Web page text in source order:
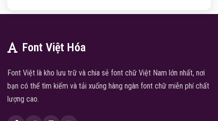
Font Việt Hóa
Font Việt là kho lưu trữ và chia sẻ font chữ Việt Nam lớn nhất, nơi
bạn có thể tìm kiếm và tải xuống hàng ngàn font chữ miễn phí chất
lượng cao.